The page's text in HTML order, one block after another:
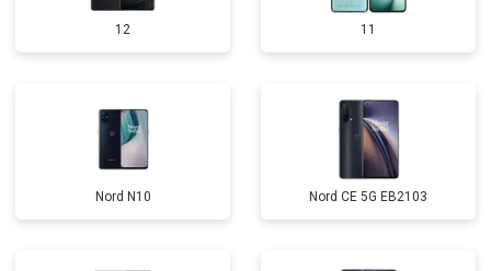
12 11
Nord N10 Nord CE 5G EB2103